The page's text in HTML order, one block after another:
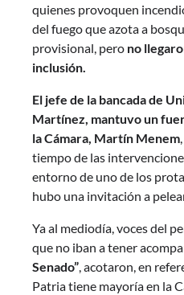
quienes provoquen
del fuego que azota a
provisional, pero no
inclusión.
El jefe de la bancada de
Martínez, mantuvo un
la Cámara, Martín Menem
tiempo de las
entorno de uno de los
hubo una invitación a
Ya al mediodía, voces del
que no iban a tener
Senado”, acotaron, en
Patria tiene mayoría en la